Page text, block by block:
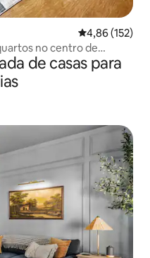
4,86 de uma
4,86 (152)
no centro de
de casas para
hóspedes